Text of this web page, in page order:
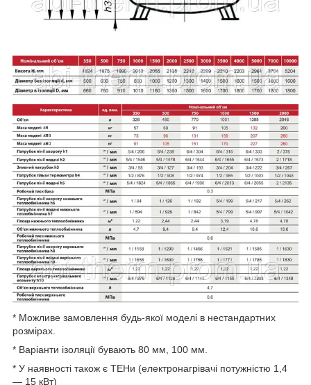
* Можливе замовлення будь-якої моделі в нестандартних
розмірах.
* Варіанти ізоляції бувають 80 мм, 100 мм.
* У наявності також є ТЕНи (електронагрівачі потужністю 1,4
— 15 кВт)